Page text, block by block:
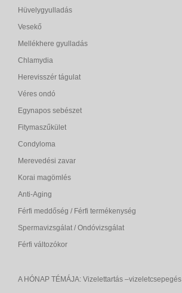
Hüvelygyulladás
Vesekő
Mellékhere gyulladás
Chlamydia
Herevisszér tágulat
Véres ondó
Egynapos sebészet
Fitymaszűkület
Condyloma
Merevedési zavar
Korai magömlés
Anti-Aging
Férfi meddőség / Férfi termékenység
Spermavizsgálat / Ondóvizsgálat
Férfi változókor
A HÓNAP TÉMÁJA: Vizelettartás –vizeletcsepegés